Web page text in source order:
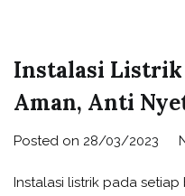
Instalasi Listrik
Aman, Anti
Posted on 28/03/2023
Instalasi listrik pada